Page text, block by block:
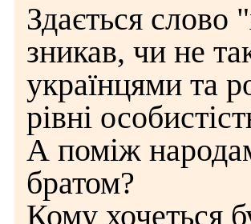
Здається слово
зникав, чи не
українцями та
рівні
А поміж
братом?
Кому хочеться